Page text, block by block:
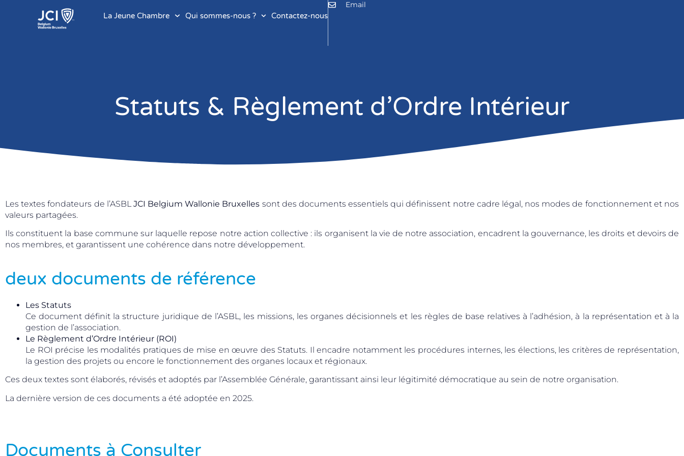
La Jeune Chambre Qui sommes-nous ? Contactez-nous
Email
Statuts & Règlement d’Ordre Intérieur
Les textes fondateurs de l’ASBLJCI Belgium Wallonie Bruxelles sont des documents essentiels qui définissent notre cadre légal, nos modes de fonctionnement et nos
valeurs partagées.
Ils constituent la base commune sur laquelle repose notre action collective : ils organisent la vie de notre association, encadrent la gouvernance, les droits et devoirs de
nos membres, et garantissent une cohérence dans notre développement.
deux documents de référence
Les Statuts
Ce document définit la structure juridique de l’ASBL, les missions, les organes décisionnels et les règles de base relatives à l’adhésion, à la représentation et à la
gestion de l’association.
Le Règlement d’Ordre Intérieur (ROI)
Le ROI précise les modalités pratiques de mise en œuvre des Statuts. Il encadre notamment les procédures internes, les élections, les critères de représentation,
la gestion des projets ou encore le fonctionnement des organes locaux et régionaux.
Ces deux textes sont élaborés, révisés et adoptés par l’Assemblée Générale, garantissant ainsi leur légitimité démocratique au sein de notre organisation.
La dernière version de ces documents a été adoptée en 2025.
Documents à Consulter